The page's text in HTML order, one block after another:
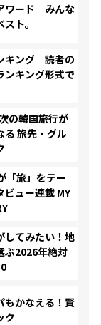
ワード みんな
ト。
キング 読者の
ンキング形式で
の韓国旅行が
る 旅先・グル
「旅」をテー
ビュー連載 MY
してみたい！地
ぶ2026年絶対
もかなえる！賢
ク